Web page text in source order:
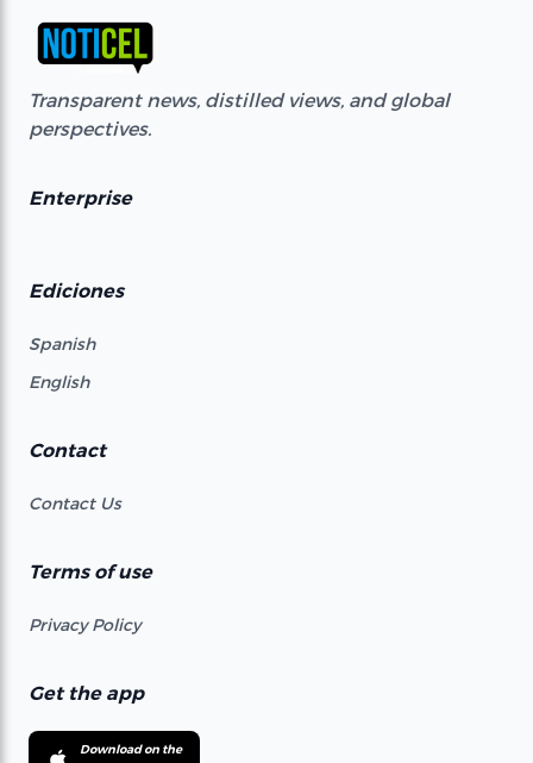
Transparent news, distilled views, and global
perspectives.
Enterprise
Ediciones
Spanish
English
Contact
Contact Us
Terms of use
Privacy Policy
Get the app
Download on the